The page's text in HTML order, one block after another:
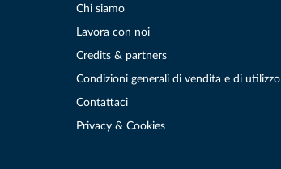
Chi siamo
Lavora con noi
Credits & partners
Condizioni generali di vendita e di utilizzo
Contattaci
Privacy & Cookies